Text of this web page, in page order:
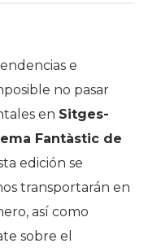
e
no pasar
en Sitges-
Fantàstic de
edición se
transportarán en
así como
sobre el